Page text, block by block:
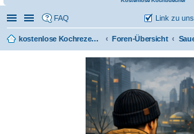
Schnellzugriff
Linkliste
FAQ Link zu uns
kostenlose Kochrezepte und kostenlose Kochbücher Foren-Übersicht